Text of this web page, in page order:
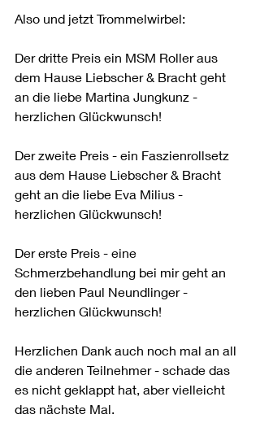
Also und jetzt Trommelwirbel:
Der dritte Preis ein MSM Roller aus
dem Hause Liebscher & Bracht geht
an die liebe Martina Jungkunz -
herzlichen Glückwunsch!
Der zweite Preis - ein Faszienrollsetz
aus dem Hause Liebscher & Bracht
geht an die liebe Eva Milius -
herzlichen Glückwunsch!
Der erste Preis - eine
Schmerzbehandlung bei mir geht an
den lieben Paul Neundlinger -
herzlichen Glückwunsch!
Herzlichen Dank auch noch mal an all
die anderen Teilnehmer - schade das
es nicht geklappt hat, aber vielleicht
das nächste Mal.